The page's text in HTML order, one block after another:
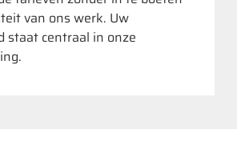
van ons werk. Uw
staat centraal in onze